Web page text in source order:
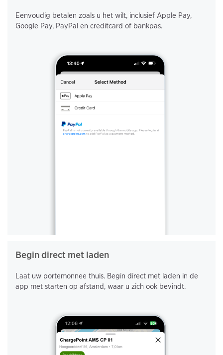
Eenvoudig betalen zoals u het wilt, inclusief Apple Pay,
Google Pay, PayPal en creditcard of bankpas.
Begin direct met laden
Laat uw portemonnee thuis. Begin direct met laden in de
app met starten op afstand, waar u zich ook bevindt.